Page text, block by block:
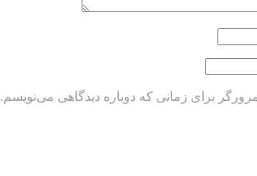
برای زمانی که دوباره دیدگاهی می‌نویسم.